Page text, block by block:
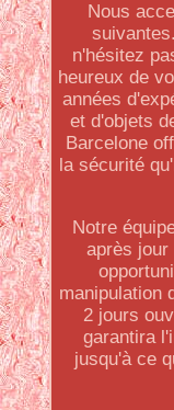
Nous
n'hésitez
heureux de
années
et d'objets
Barcelone
la sécurité
Notre
après
manipulation
2 jours
garantira
jusqu'à ce